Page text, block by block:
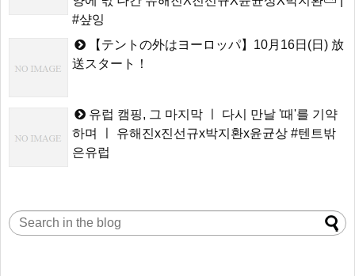
#샾잉
【テントの外はヨーロッパ】10月16日(日) 放
送スタート！
유럽 캠핑, 그 마지막 ㅣ 다시 만날 '때'를 기약
하며 ㅣ 유해진x진선규x박지환x윤균상 #텐트밖
은유럽